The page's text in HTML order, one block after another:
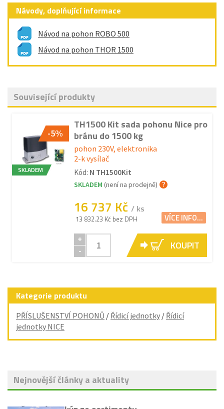
Návody, doplňující informace
Návod na pohon ROBO 500
Návod na pohon THOR 1500
Související produkty
-5%
SKLADEM
TH1500 Kit sada pohonu Nice pro
bránu do 1500 kg
pohon 230V, elektronika
2-k vysílač
Kód: N TH1500Kit
SKLADEM (není na prodejně)
16 737 Kč / ks
13 832.23 Kč bez DPH VÍCE INFO...
+
-
KOUPIT
Kategorie produktu
PŘÍSLUŠENSTVÍ POHONŮ / Řídicí jednotky / Řídicí
jednotky NICE
Nejnovější články a aktuality